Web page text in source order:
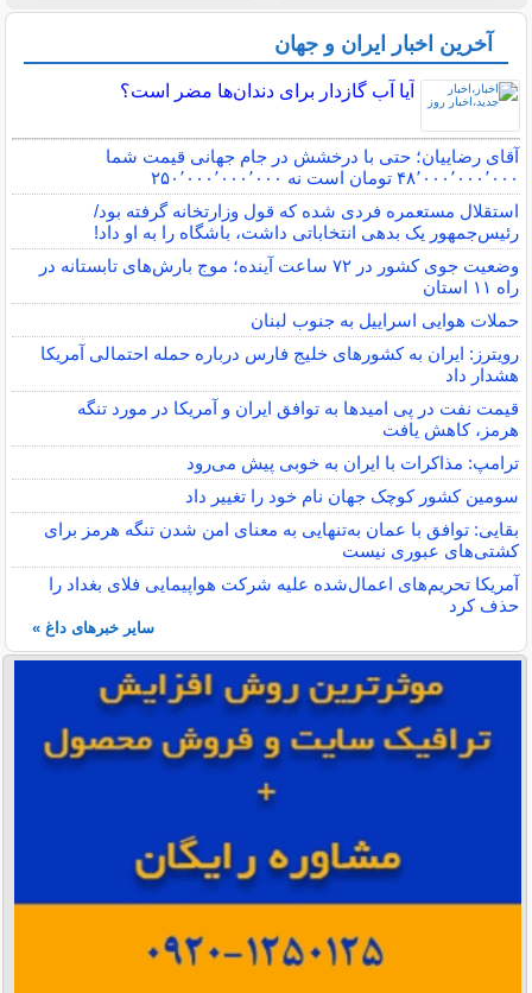
آخرین اخبار ایران و جهان
آیا آب گازدار برای دندان‌ها مضر است؟
آقای رضاییان؛ حتی با درخشش در جام جهانی قیمت شما
۴۸٬۰۰۰٬۰۰۰٬۰۰۰ تومان است نه ۲۵۰٬۰۰۰٬۰۰۰٬۰۰۰
استقلال مستعمره فردی شده که قول وزارتخانه گرفته بود/
رئیس‌جمهور یک بدهی انتخاباتی داشت، باشگاه را به او داد!
وضعیت جوی کشور در ۷۲ ساعت آینده؛ موج بارش‌های تابستانه در
راه ۱۱ استان
حملات هوایی اسراییل به جنوب لبنان
رویترز: ایران به کشورهای خلیج فارس درباره حمله احتمالی آمریکا
هشدار داد
قیمت نفت در پی امیدها به توافق ایران و آمریکا در مورد تنگه
هرمز، کاهش یافت
ترامپ: مذاکرات با ایران به خوبی پیش می‌رود
سومین کشور کوچک جهان نام خود را تغییر داد
بقایی: توافق با عمان به‌تنهایی به معنای امن شدن تنگه هرمز برای
کشتی‌های عبوری نیست
آمریکا تحریم‌های اعمال‌شده علیه شرکت هواپیمایی فلای بغداد را
حذف کرد
سایر خبرهای داغ »